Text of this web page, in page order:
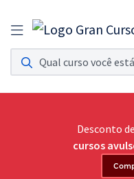
Assinatura Ilimitada 11
Acesso a todos os cursos. Teste
Assinatura OAB Até
Acesso ilimitado a toda
Residências
Desconto de
cursos